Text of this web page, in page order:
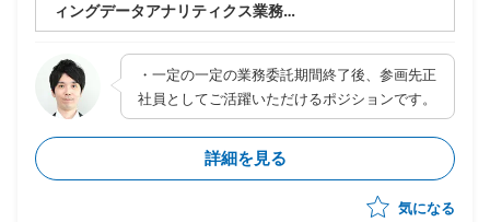
ィングデータアナリティクス業務
・データアセットや分析技術を駆使して、クライアント
のマーケティング意思決定のコンサルティング
・マーケティング課題のヒアリング～データ取得や分析
方針の設計～分析計画に沿った分析実施～データアーキ
テクトグループと連携したシステム化やBI化の要件定義
等
・所属：データコンサルティンググループ
・一定の一定の業務委託期間終了後、参画先正
社員としてご活躍いただけるポジションです。
詳細を見る
気になる